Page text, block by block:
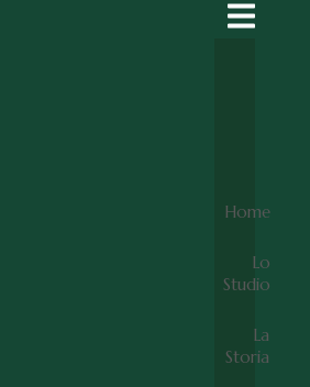
Home
Lo
Studio
La
Storia